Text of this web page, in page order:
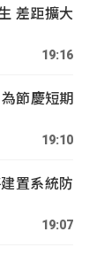
差距擴大
19:16
節慶短期
19:10
置系統防
19:07